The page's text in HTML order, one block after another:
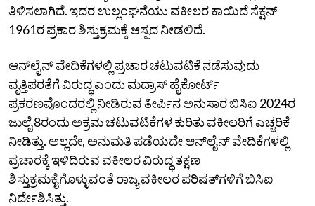
ತಿಳಿಸಲಾಗಿದೆ. ಇದರ ಉಲ್ಲಂಘನೆಯು ವಕೀಲರ ಕಾಯಿದೆ ಸೆಕ್ಷನ್‌
1961ರ ಪ್ರಕಾರ ಶಿಸ್ತುಕ್ರಮಕ್ಕೆ ಆಸ್ಪದ ನೀಡಲಿದೆ.
ಆನ್‌ಲೈನ್‌ ವೇದಿಕೆಗಳಲ್ಲಿ ಪ್ರಚಾರ ಚಟುವಟಿಕೆ ನಡೆಸುವುದು
ವೃತ್ತಿಪರತೆಗೆ ವಿರುದ್ಧ ಎಂದು ಮದ್ರಾಸ್‌ ಹೈಕೋರ್ಟ್‌
ಪ್ರಕರಣವೊಂದರಲ್ಲಿ ನೀಡಿರುವ ತೀರ್ಪಿನ ಅನುಸಾರ ಬಿಸಿಐ 2024ರ
ಜುಲೈ 8ರಂದು ಅಕ್ರಮ ಚಟುವಟಿಕೆಗಳ ಕುರಿತು ವಕೀಲರಿಗೆ ಎಚ್ಚರಿಕೆ
ನೀಡಿತ್ತು. ಅಲ್ಲದೇ, ಅನುಮತಿ ಪಡೆಯದೇ ಆನ್‌ಲೈನ್‌ ವೇದಿಕೆಗಳಲ್ಲಿ
ಪ್ರಚಾರಕ್ಕೆ ಇಳಿದಿರುವ ವಕೀಲರ ವಿರುದ್ಧ ತಕ್ಷಣ
ಶಿಸ್ತುಕ್ರಮಕೈಗೊಳ್ಳುವಂತೆ ರಾಜ್ಯ ವಕೀಲರ ಪರಿಷತ್‌ಗಳಿಗೆ ಬಿಸಿಐ
ನಿರ್ದೇಶಿಸಿತ್ತು.